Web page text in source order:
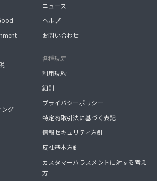
ング
ニュース
ヘルプ
お問い合わせ
各種規定
利用規約
細則
プライバシーポリシー
特定商取引法に基づく表記
情報セキュリティ方針
反社基本方針
カスタマーハラスメントに対する考え
方